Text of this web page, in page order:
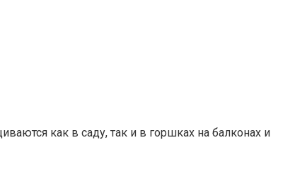
как в саду, так и в горшках на балконах и